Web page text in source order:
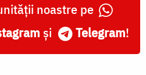
noastre pe
și Telegram!